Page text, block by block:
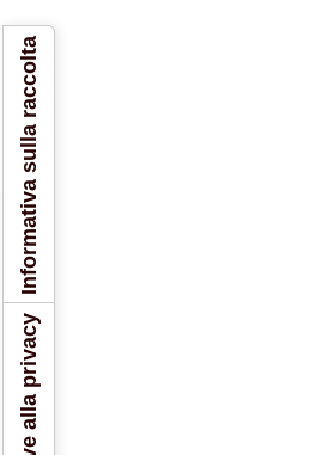
Informativa sulla raccolta